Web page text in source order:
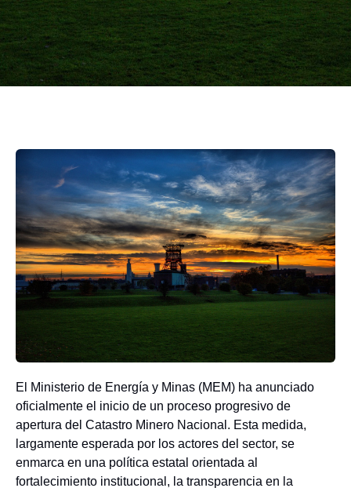
El Ministerio de Energía y Minas (MEM) ha anunciado
oficialmente el inicio de un proceso progresivo de
apertura del Catastro Minero Nacional. Esta medida,
largamente esperada por los actores del sector, se
enmarca en una política estatal orientada al
fortalecimiento institucional, la transparencia en la